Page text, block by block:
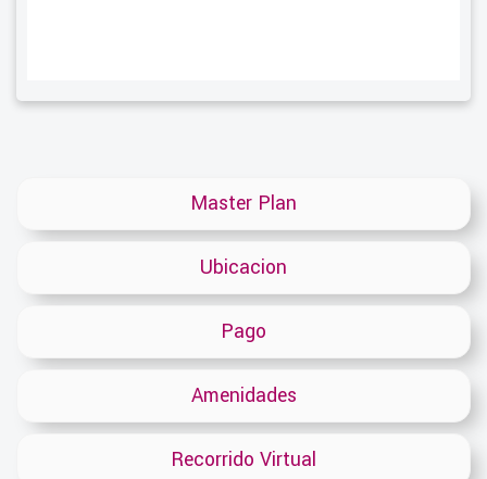
Master Plan
Ubicacion
Pago
Amenidades
Recorrido Virtual